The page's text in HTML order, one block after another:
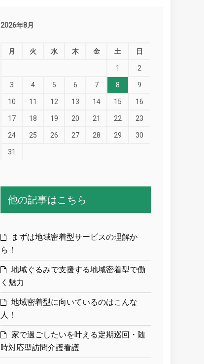
2026年8月
月 火 水 木 金 土 日
1 2
3 4 5 6 7 8 9
10 11 12 13 14 15 16
17 18 19 20 21 22 23
24 25 26 27 28 29 30
31
他の記事はこちら
まずは地域密着型サービスの理解か
ら！
地域ぐるみで支援する地域密着型で働
く魅力
地域密着型に向いているのはこんな
人！
家で過ごしたいを叶える定期巡回・随
時対応型訪問介護看護